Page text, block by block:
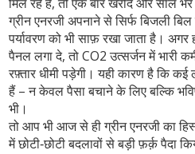
ग्रीन एनरजी अपनाने से सिर्फ बिजली
पर्यावरण को भी साफ़ रखा जाता है। अगर
पैनल लगा दे, तो CO2 उत्सर्जन में भारी
रफ़्तार धीमी पड़ेगी। यही कारण है कि
हैं – न केवल पैसा बचाने के लिए बल्कि
भी।
तो आप भी आज से ही ग्रीन एनरजी का
में छोटी‑छोटी बदलावों से बड़ी फ़र्क़ पैदा